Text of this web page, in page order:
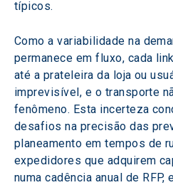
típicos.
Como a variabilidade na
permanece em fluxo, cada
até a prateleira da loja ou
imprevisível, e o transporte
fenômeno. Esta incerteza
desafios na precisão das
planeamento em tempos de
expedidores que adquirem
numa cadência anual de